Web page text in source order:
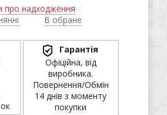
про надходження
В обране
Гарантія
Офіційна, від
виробника.
Повернення/Обмін
14 днів з моменту
покупки